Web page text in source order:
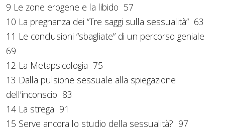
9 Le zone erogene e la libido 57
10 La pregnanza dei “Tre saggi sulla sessualità” 63
11 Le conclusioni “sbagliate” di un percorso geniale
69
12 La Metapsicologia 75
13 Dalla pulsione sessuale alla spiegazione
dell’inconscio 83
14 La strega 91
15 Serve ancora lo studio della sessualità? 97